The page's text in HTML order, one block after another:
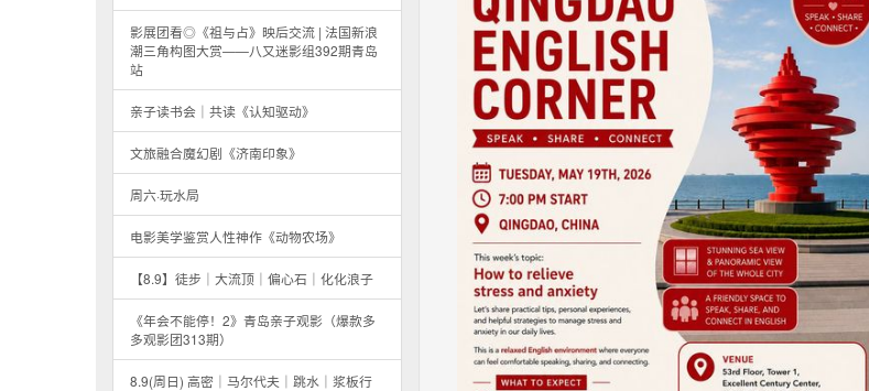
影展团看◎《祖与占》映后交流 | 法国新浪
潮三角构图大赏——八又迷影组392期青岛
站
亲子读书会｜共读《认知驱动》
文旅融合魔幻剧《济南印象》
周六·玩水局
电影美学鉴赏人性神作《动物农场》
【8.9】徒步｜大流顶｜偏心石｜化化浪子
《年会不能停！2》青岛亲子观影（爆款多
多观影团313期）
8.9(周日) 高密｜马尔代夫｜跳水｜浆板行